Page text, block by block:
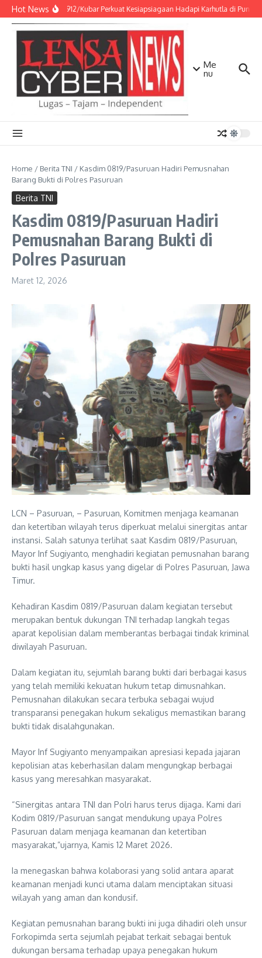
Lewati ke konten
Hot NewsKodim 0912/Kubar Perkuat Kesiapsiagaan Hadapi Karhutla di Puncak
Me
nu
Home / Berita TNI / Kasdim 0819/Pasuruan Hadiri Pemusnahan
Barang Bukti di Polres Pasuruan
Berita TNI
Kasdim 0819/Pasuruan Hadiri
Pemusnahan Barang Bukti di
Polres Pasuruan
Maret 12, 2026
LCN – Pasuruan, – Pasuruan, Komitmen menjaga keamanan
dan ketertiban wilayah terus diperkuat melalui sinergitas antar
instansi. Salah satunya terlihat saat Kasdim 0819/Pasuruan,
Mayor Inf Sugiyanto, menghadiri kegiatan pemusnahan barang
bukti hasil ungkap kasus yang digelar di Polres Pasuruan, Jawa
Timur.
Kehadiran Kasdim 0819/Pasuruan dalam kegiatan tersebut
merupakan bentuk dukungan TNI terhadap langkah tegas
aparat kepolisian dalam memberantas berbagai tindak kriminal
diwilayah Pasuruan.
Dalam kegiatan itu, sejumlah barang bukti dari berbagai kasus
yang telah memiliki kekuatan hukum tetap dimusnahkan.
Pemusnahan dilakukan secara terbuka sebagai wujud
transparansi penegakan hukum sekaligus memastikan barang
bukti tidak disalahgunakan.
Mayor Inf Sugiyanto menyampaikan apresiasi kepada jajaran
kepolisian atas keberhasilan dalam mengungkap berbagai
kasus yang meresahkan masyarakat.
“Sinergitas antara TNI dan Polri harus terus dijaga. Kami dari
Kodim 0819/Pasuruan sangat mendukung upaya Polres
Pasuruan dalam menjaga keamanan dan ketertiban
masyarakat,”ujarnya, Kamis 12 Maret 2026.
Ia menegaskan bahwa kolaborasi yang solid antara aparat
keamanan menjadi kunci utama dalam menciptakan situasi
wilayah yang aman dan kondusif.
Kegiatan pemusnahan barang bukti ini juga dihadiri oleh unsur
Forkopimda serta sejumlah pejabat terkait sebagai bentuk
dukungan bersama terhadap upaya penegakan hukum